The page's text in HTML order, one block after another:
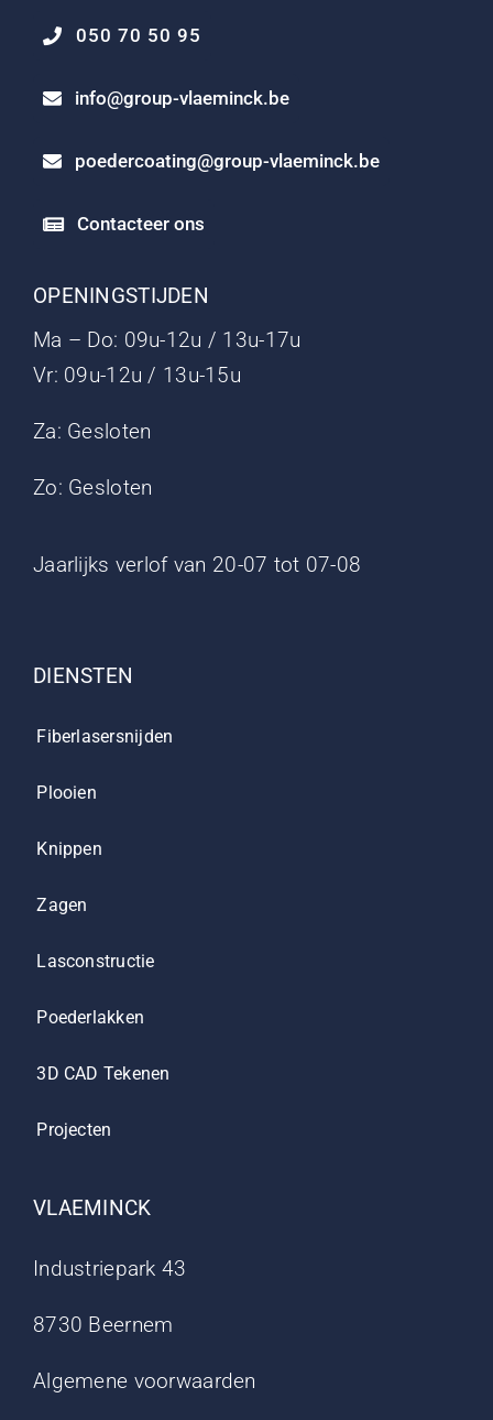
050 70 50 95
info@group-vlaeminck.be
poedercoating@group-vlaeminck.be
Contacteer ons
OPENINGSTIJDEN
Ma – Do: 09u-12u / 13u-17u
Vr: 09u-12u / 13u-15u
Za: Gesloten
Zo: Gesloten
Jaarlijks verlof van 20-07 tot 07-08
DIENSTEN
Fiberlasersnijden
Plooien
Knippen
Zagen
Lasconstructie
Poederlakken
3D CAD Tekenen
Projecten
VLAEMINCK
Industriepark 43
8730 Beernem
Algemene voorwaarden